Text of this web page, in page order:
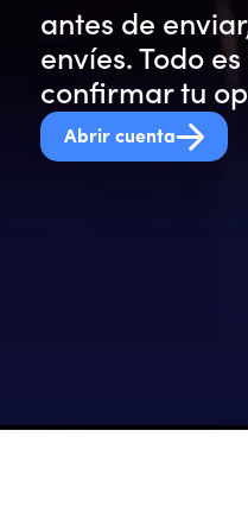
antes de
envíes. Todo
confirmar tu
Abrir cuenta